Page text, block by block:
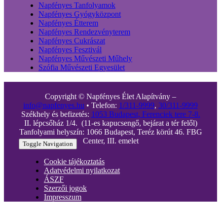
Napfényes Tanfolyamok
Napfényes Gyógyközpont
Napfényes Étterem
Napfényes Rendezvényterem
Napfényes Cukrászat
Napfényes Fesztivál
Napfényes Művészeti Műhely
Szófia Művészeti Egyesület
Copyright © Napfényes Élet Alapítvány –
info@napfenyes.hu • Telefon: 1/311-9999, 30/311-9999
Székhely és befizetés: 1053 Budapest, Ferenciek tere 7-8.
II. lépcsőház 1/4. (11-es kapucsengő, bejárat a tér felől)
Tanfolyami helyszín: 1066 Budapest, Teréz körút 46. FBG
Center, III. emelet
Toggle Navigation
Cookie tájékoztatás
Adatvédelmi nyilatkozat
ÁSZF
Szerzői jogok
Impresszum